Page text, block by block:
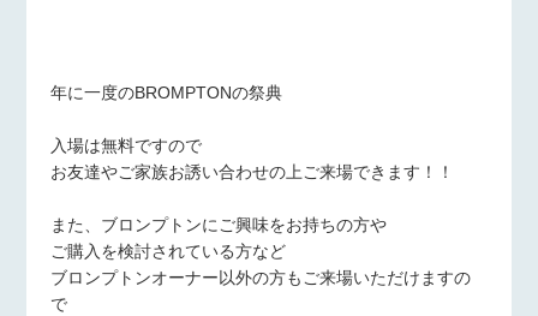
年に一度のBROMPTONの祭典
入場は無料ですので
お友達やご家族お誘い合わせの上ご来場できます！！
また、ブロンプトンにご興味をお持ちの方や
ご購入を検討されている方など
ブロンプトンオーナー以外の方もご来場いただけますの
で